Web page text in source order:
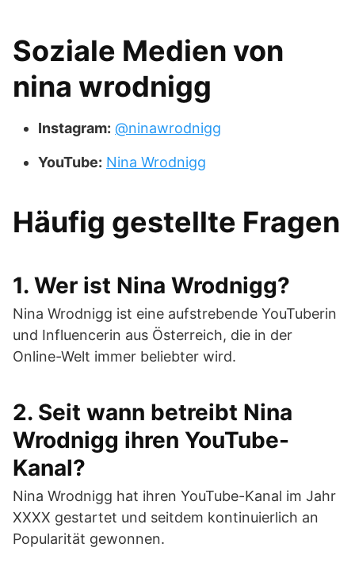
Soziale Medien von
nina wrodnigg
Instagram: @ninawrodnigg
YouTube: Nina Wrodnigg
Häufig gestellte Fragen
1. Wer ist Nina Wrodnigg?
Nina Wrodnigg ist eine aufstrebende YouTuberin
und Influencerin aus Österreich, die in der
Online-Welt immer beliebter wird.
2. Seit wann betreibt Nina
Wrodnigg ihren YouTube-
Kanal?
Nina Wrodnigg hat ihren YouTube-Kanal im Jahr
XXXX gestartet und seitdem kontinuierlich an
Popularität gewonnen.